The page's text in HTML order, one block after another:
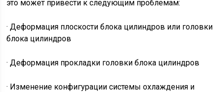
это может привести к следующим проблемам:
· Деформация плоскости блока цилиндров или головки
блока цилиндров
· Деформация прокладки головки блока цилиндров
· Изменение конфигурации системы охлаждения и